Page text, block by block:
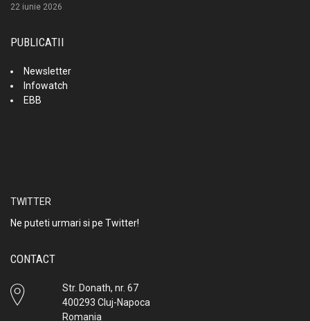
22 iunie 2026
PUBLICATII
Newsletter
Infowatch
EBB
TWITTER
Ne puteti urmari si pe Twitter!
CONTACT
Str. Donath, nr. 67
400293 Cluj-Napoca
Romania